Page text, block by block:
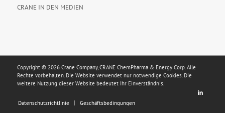
CRANE IN DEN MEDIEN
Copyright © 2026 Crane Company, CRANE ChemPharma & Energy Corp. Alle
Rechte vorbehalten. Die Website verwendet nur notwendige Cookies. Die
weitere Nutzung dieser Website bedeutet Ihr Einverständnis.
Datenschutzrichtlinie Geschäftsbedingungen